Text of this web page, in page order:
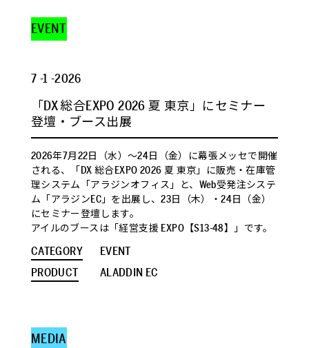
EVENT
7 -1 -2026
「DX 総合EXPO 2026 夏 東京」にセミナー
登壇・ブース出展
2026年7月22日（水）～24日（金）に幕張メッセで開催
される、「DX 総合EXPO 2026 夏 東京」に販売・在庫管
理システム「アラジンオフィス」と、Web受発注システ
ム「アラジンEC」を出展し、23日（木）・24日（金）
にセミナー登壇します。
アイルのブースは「経営支援 EXPO【S13-48】」です。
CATEGORY
EVENT
PRODUCT
ALADDIN EC
MEDIA